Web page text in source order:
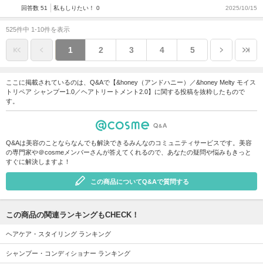
回答数 51 私もしりたい！ 0 2025/10/15
525件中 1-10件を表示
1 2 3 4 5
ここに掲載されているのは、Q&Aで【&honey（アンドハニー）／&honey Melty モイス
トリペア シャンプー1.0／ヘアトリートメント2.0】に関する投稿を抜粋したもので
す。
Q&Aは美容のことならなんでも解決できるみんなのコミュニティサービスです。美容
の専門家や＠cosmeメンバーさんが答えてくれるので、あなたの疑問や悩みもきっと
すぐに解決しますよ！
この商品についてQ&Aで質問する
この商品の関連ランキングもCHECK！
ヘアケア・スタイリング ランキング
シャンプー・コンディショナー ランキング